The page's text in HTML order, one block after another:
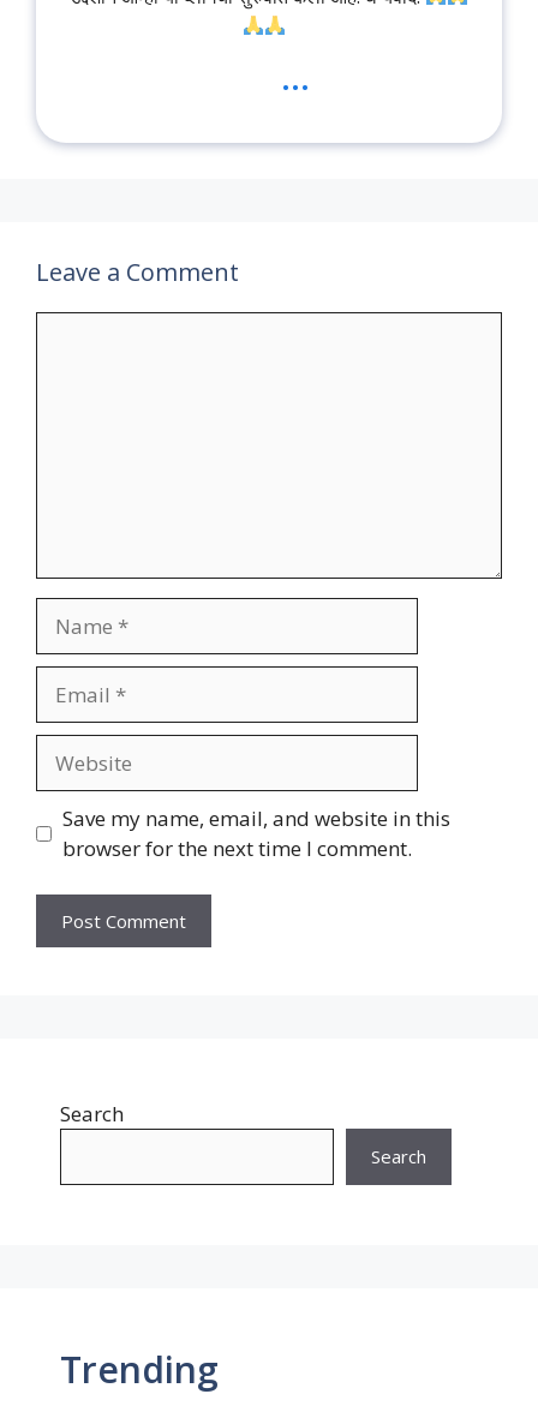
...
Leave a Comment
Save my name, email, and website in this
browser for the next time I comment.
Search
Search
Trending